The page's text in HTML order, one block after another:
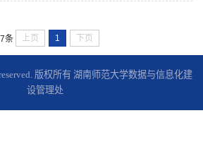
条 上页 1 下页
版权所有 湖南师范大学数据与信息化建
设管理处